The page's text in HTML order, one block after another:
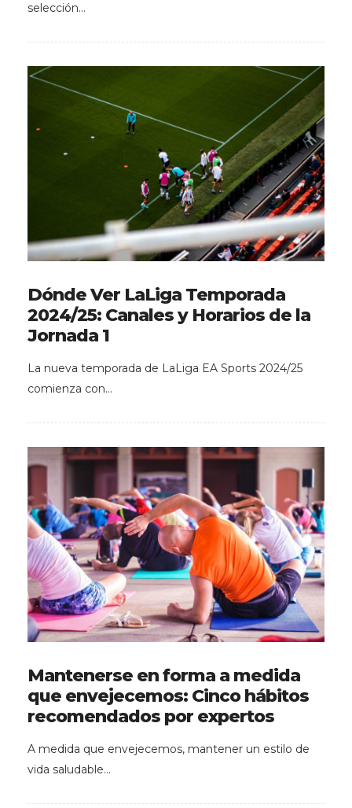
selección…
Dónde Ver LaLiga Temporada
2024/25: Canales y Horarios de la
Jornada 1
La nueva temporada de LaLiga EA Sports 2024/25
comienza con…
Mantenerse en forma a medida
que envejecemos: Cinco hábitos
recomendados por expertos
A medida que envejecemos, mantener un estilo de
vida saludable…